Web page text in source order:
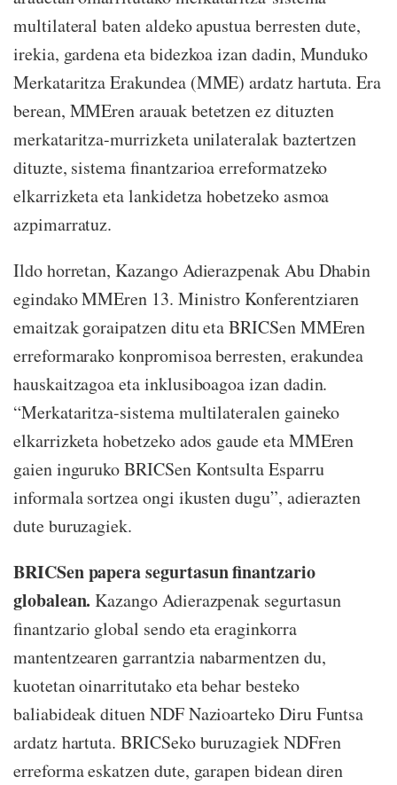
multilateral baten aldeko apustua berresten dute,
irekia, gardena eta bidezkoa izan dadin, Munduko
Merkataritza Erakundea (MME) ardatz hartuta. Era
berean, MMEren arauak betetzen ez dituzten
merkataritza-murrizketa unilateralak baztertzen
dituzte, sistema finantzarioa erreformatzeko
elkarrizketa eta lankidetza hobetzeko asmoa
azpimarratuz.
Ildo horretan, Kazango Adierazpenak Abu Dhabin
egindako MMEren 13. Ministro Konferentziaren
emaitzak goraipatzen ditu eta BRICSen MMEren
erreformarako konpromisoa berresten, erakundea
hauskaitzagoa eta inklusiboagoa izan dadin.
“Merkataritza-sistema multilateralen gaineko
elkarrizketa hobetzeko ados gaude eta MMEren
gaien inguruko BRICSen Kontsulta Esparru
informala sortzea ongi ikusten dugu”, adierazten
dute buruzagiek.
BRICSen papera segurtasun finantzario
globalean. Kazango Adierazpenak segurtasun
finantzario global sendo eta eraginkorra
mantentzearen garrantzia nabarmentzen du,
kuotetan oinarritutako eta behar besteko
baliabideak dituen NDF Nazioarteko Diru Funtsa
ardatz hartuta. BRICSeko buruzagiek NDFren
erreforma eskatzen dute, garapen bidean diren